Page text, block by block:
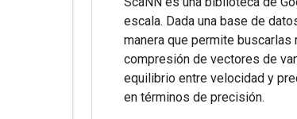
escala. Dada una base de
manera que permite
compresión de vectores de
equilibrio entre velocidad y
en términos de precisión.